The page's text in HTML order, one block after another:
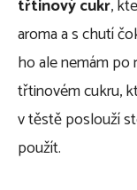
třtinový cukr,
aroma a s chutí
ho ale nemám po
třtinovém cukru,
v těstě poslouží
použít.